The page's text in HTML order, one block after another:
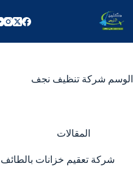
إلى
المحتوى
الوسم شركة تنظيف نجف
المقالات
شركة تعقيم خزانات بالطائف